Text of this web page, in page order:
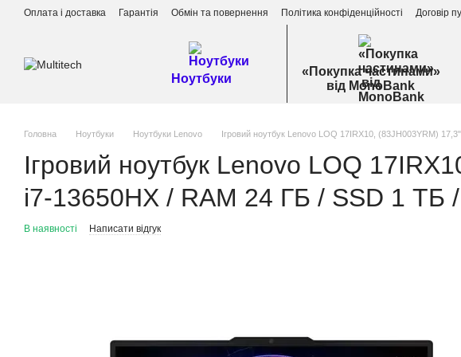
Перейти до основного контенту
Оплата і доставка Гарантія Обмін та повернення Політика конфіденційності Договір
Ноутбуки
«Покупка частинами»
від MonoBank
Головна Ноутбуки Ноутбуки Lenovo Ігровий ноутбук Lenovo LOQ 17IRX10, (83JH003YRM)
Ігровий ноутбук Lenovo LOQ
i7-13650HX / RAM 24 ГБ / SSD 1
В наявності Написати відгук